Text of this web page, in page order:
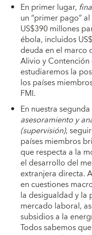
En primer lugar,
un “primer pago”
US$390 millones
ébola, incluidos
deuda en el marco
Alivio y
estudiaremos la
los países
FMI.
En nuestra
asesoramiento y
(supervisión),
países miembros
que respecta a la
el desarrollo del
extranjera directa.
en cuestiones
la desigualdad y la
mercado laboral,
subsidios a la
Todos sabemos